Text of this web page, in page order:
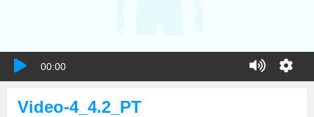
00:00
Video-4_4.2_PT